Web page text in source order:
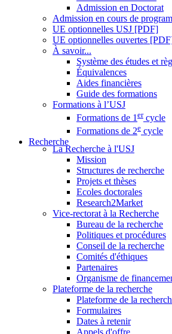
Admission en Doctorat
Admission en cours de
UE optionnelles USJ [PDF]
UE optionnelles ouvertes
À savoir...
Système des études et
Équivalences
Aides financières
Guide des formations
Formations à l’USJ
Formations de 1 ercycle
Formations de 2e cycle
Recherche
La Recherche à l'USJ
Mission
Structures de recherche
Projets et thèses
Ecoles doctorales
Research2Market
Vice-rectorat à la Recherche
Bureau de la recherche
Politiques et procédures
Conseil de la recherche
Comités d'éthiques
Partenaires
Organisme de
Plateforme de la recherche
Plateforme de la
Formulaires
Dates à retenir
Appels d'offre